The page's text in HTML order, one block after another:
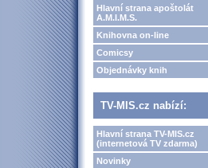
Hlavní strana apoštolát
A.M.I.M.S.
Knihovna on-line
Comicsy
Objednávky knih
TV-MIS.cz nabízí:
Hlavní strana TV-MIS.cz
(internetová TV zdarma)
Novinky